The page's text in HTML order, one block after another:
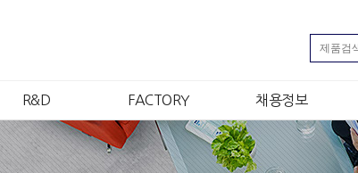
R&D
연구소소개
연구분야
FACTORY
안산1공장
안산2공장
채용정보
인재상
복리후생